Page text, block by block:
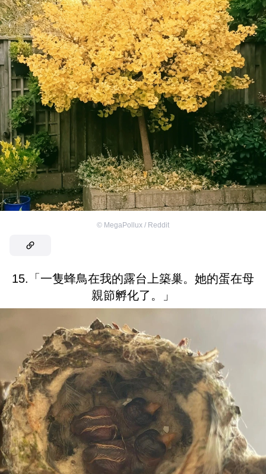
© MegaPollux / Reddit
15.「一隻蜂鳥在我的露台上築巢。她的蛋在母
親節孵化了。」